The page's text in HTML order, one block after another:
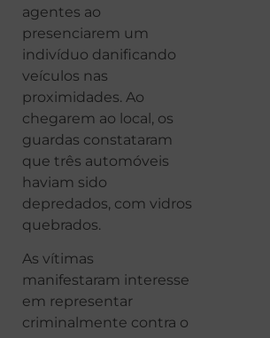
agentes ao
presenciarem um
indivíduo danificando
veículos nas
proximidades. Ao
chegarem ao local, os
guardas constataram
que três automóveis
haviam sido
depredados, com vidros
quebrados.
As vítimas
manifestaram interesse
em representar
criminalmente contra o